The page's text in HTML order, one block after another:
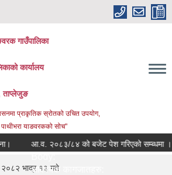
गाउँपालिका
कार्यालय
ताप्लेजुङ
प्राकृतिक स्रोतको उचित उपयोग,
याङवरकको सोच"
आ.व. २०८३/८४ को बजेट पेश गरिएको सम्ब्धमा ।
आवश्यक कागजातहरु:
२०८२ भाद्र १३ गते